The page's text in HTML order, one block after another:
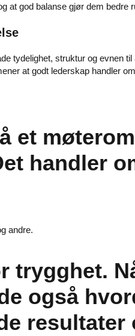
at god balanse gjør dem bedre
tydelighet, struktur og evnen til
at godt lederskap handler
et
handler
andre.
trygghet.
også
resultater